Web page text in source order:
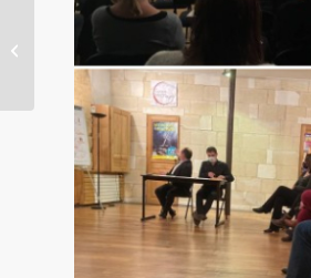
« Les mythes rendent-ils compte
d’une réalité ? »